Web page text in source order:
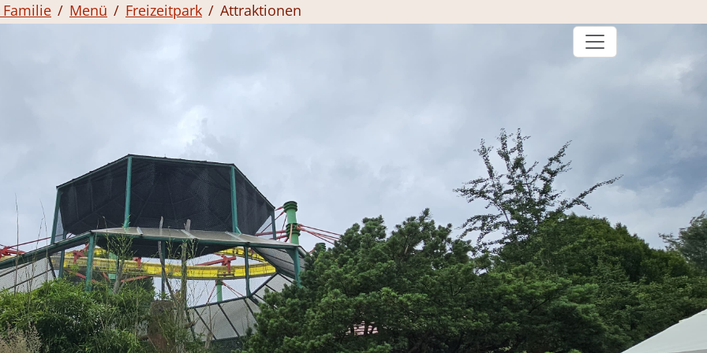
Familie Menü Freizeitpark Attraktionen